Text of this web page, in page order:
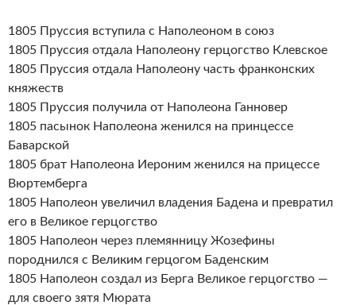
1805 Пруссия вступила с Наполеоном в союз
1805 Пруссия отдала Наполеону герцогство Клевское
1805 Пруссия отдала Наполеону часть франконских
княжеств
1805 Пруссия получила от Наполеона Ганновер
1805 пасынок Наполеона женился на принцессе
Баварской
1805 брат Наполеона Иероним женился на прицессе
Вюртемберга
1805 Наполеон увеличил владения Бадена и превратил
его в Великое герцогство
1805 Наполеон через племянницу Жозефины
породнился с Великим герцогом Баденским
1805 Наполеон создал из Берга Великое герцогство —
для своего зятя Мюрата